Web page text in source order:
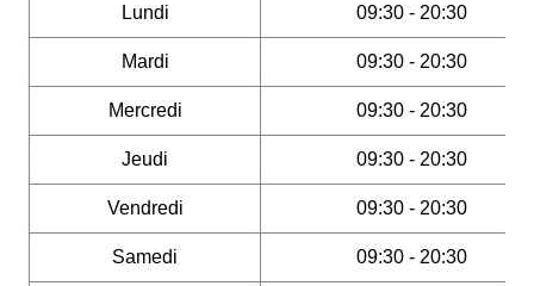
Lundi 09:30 - 20:30
Mardi 09:30 - 20:30
Mercredi 09:30 - 20:30
Jeudi 09:30 - 20:30
Vendredi 09:30 - 20:30
Samedi 09:30 - 20:30